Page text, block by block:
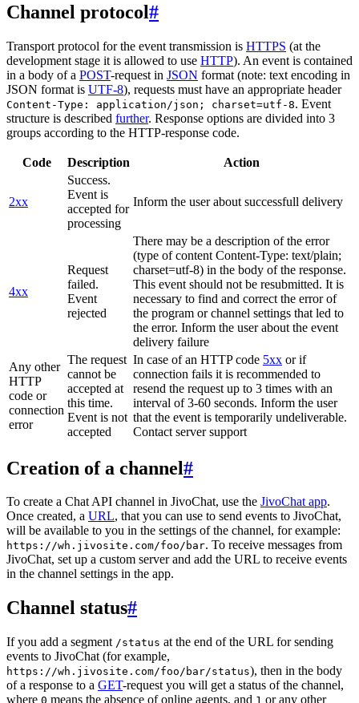
Channel protocol#
Transport protocol for the event transmission is HTTPS (at the
development stage it is allowed to use HTTP). An event is contained
in a body of a POST-request in JSON format (note: text encoding in
JSON format is UTF-8), requests must have an appropriate header
Content-Type: application/json; charset=utf-8. Event
structure is described further. Response options are divided into 3
groups according to the HTTP-response code.
Code Description Action
2xx
Success.
Event is
accepted for
processing
Inform the user about successfull delivery
4xx
Request
failed.
Event
rejected
There may be a description of the error
(type of content Content-Type: text/plain;
charset=utf-8) in the body of the response.
This event should not be resubmitted. It is
necessary to find and correct the error of
the program or channel settings that led to
the error. Inform the user about the event
delivery failure
Any other
HTTP
code or
connection
error
The request
cannot be
accepted at
this time.
Event is not
accepted
In case of an HTTP code 5xx or if
connection fails it is recommended to
resend the request up to 3 times with an
interval of 3-60 seconds. Inform the user
that the event is temporarily undeliverable.
Contact server support
Creation of a channel#
To create a Chat API channel in JivoChat, use the JivoChat app.
Once created, a URL, that you can use to send events to JivoChat,
will be available to you in the settings of the channel, for example:
https://wh.jivosite.com/foo/bar. To receive messages from
JivoChat, set up a custom server and add the URL to receive events
in the channel settings in the app.
Channel status#
If you add a segment /status at the end of the URL for sending
events to JivoChat (for example,
https://wh.jivosite.com/foo/bar/status), then in the body
of a response to a GET-request you will get a status of the channel,
where 0 means the absence of online agents, and 1 or any other